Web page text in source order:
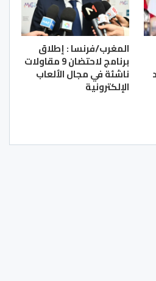
المغرب/فرنسا : إطلاق
برنامج لاحتضان 9 مقاولات
ناشئة في مجال الألعاب
الإلكترونية